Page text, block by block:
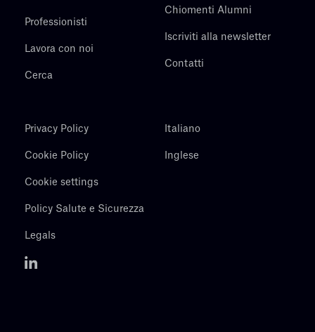
Professionisti
Lavora con noi
Cerca
Chiomenti Alumni
Iscriviti alla newsletter
Contatti
Privacy Policy
Cookie Policy
Cookie settings
Policy Salute e Sicurezza
Legals
Italiano
Inglese